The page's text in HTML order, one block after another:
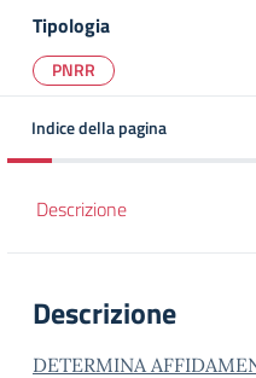
Tipologia
PNRR
Indice della pagina
Descrizione
Descrizione
DETERMINA